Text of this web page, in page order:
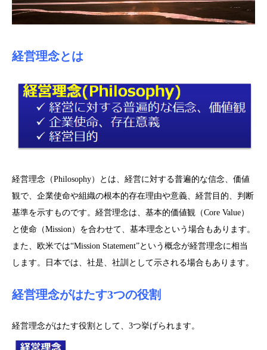
経営理念とは
経営理念（Philosophy）とは、経営に対する普遍的な信念、価値
観で、企業使命や組織の根本的存在理由や意義、経営目的、判断
基準を示すものです。経営理念は、基本的価値観（Core Value）
と使命（Mission）を合わせて、基本理念という場合もあります。
また、欧米では“Mission Statement”という概念が経営理念に相当
します。日本では、社是、社訓として示される場合もあります。
経営理念がはたす3つの役割
経営理念がはたす役割として、3つ挙げられます。